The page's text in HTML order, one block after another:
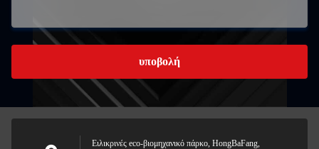
υποβολή
Ειλικρινές eco-βιομηχανικό πάρκο, HongBaFang,